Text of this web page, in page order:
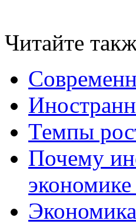
Читайте
Темпы
Почему